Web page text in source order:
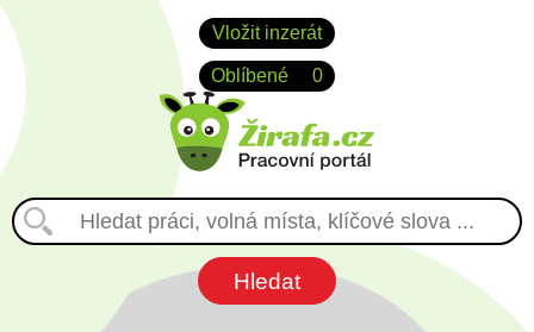
Vložit inzerát
Oblíbené 0